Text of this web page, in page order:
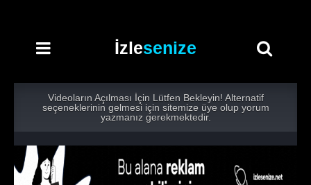
İzlesenize
Videoların Açılması İçin Lütfen Bekleyin! Alternatif
seçeneklerinin gelmesi için sitemize üye olup yorum
yazmanız gerekmektedir.